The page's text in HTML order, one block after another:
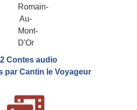
Contes audio
par Cantin le Voyageur